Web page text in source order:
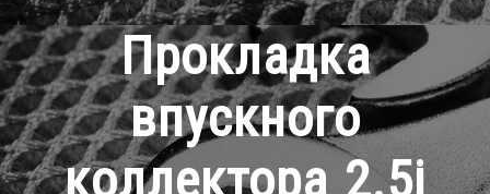
Прокладка
впускного
коллектора 2.5i